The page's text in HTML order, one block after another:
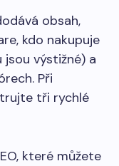
obsah,
kdo nakupuje
výstižné) a
Při
tři rychlé
které můžete